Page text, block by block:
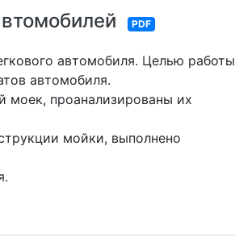
PDF
автомобиля. Целью работы
автомобиля.
моек, проанализированы их
мойки, выполнено